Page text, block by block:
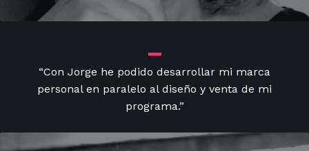
“Con Jorge he podido desarrollar mi marca
personal en paralelo al diseño y venta de mi
programa.”